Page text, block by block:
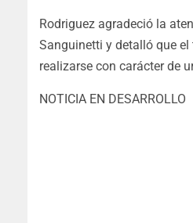
Rodriguez agradeció la
Sanguinetti y detalló que
realizarse con carácter de
NOTICIA EN DESARROLLO